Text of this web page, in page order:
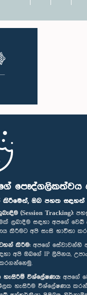
පෞද්ගලිකත්වය
කිරීමෙන්, ඔබ පහත සඳහන්
(Session Tracking):
ලබාදීම සඳහා අපගේ වෙබ්
කිරීමට අපි සැසි භාවිතා
කිරීම: අපගේ සේවාවන්හි
අපි ඔබගේ IP ලිපිනය,
හැසිරීම් විශ්ලේෂණය: අපගේ
හැසිරීම විශ්ලේෂණය